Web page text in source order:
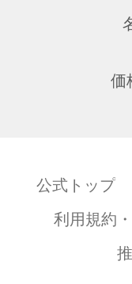
価
公式トップ
利用規約